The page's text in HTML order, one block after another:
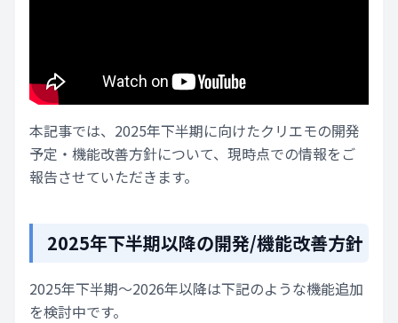
本記事では、2025年下半期に向けたクリエモの開発
予定・機能改善方針について、現時点での情報をご
報告させていただきます。
2025年下半期以降の開発/機能改善方針
2025年下半期～2026年以降は下記のような機能追加
を検討中です。